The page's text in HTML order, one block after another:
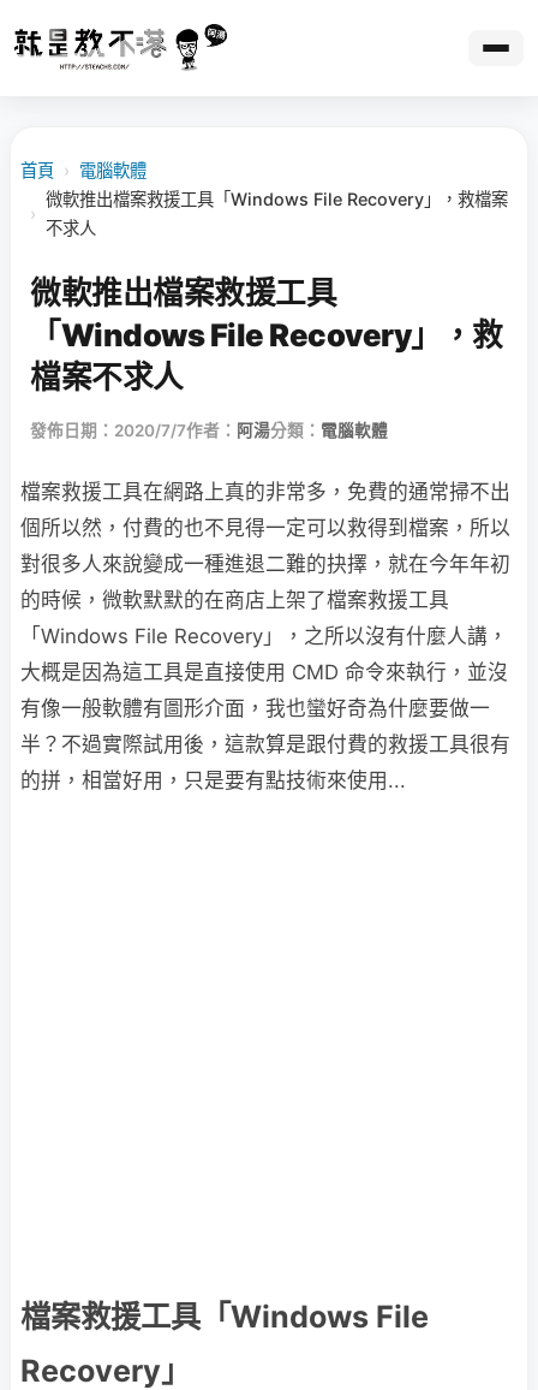
首頁 › 電腦軟體
›
微軟推出檔案救援工具「Windows File Recovery」，救檔案
不求人
微軟推出檔案救援工具
「Windows File Recovery」，救
檔案不求人
發佈日期：2020/7/7作者： 阿湯分類： 電腦軟體
檔案救援工具在網路上真的非常多，免費的通常掃不出
個所以然，付費的也不見得一定可以救得到檔案，所以
對很多人來說變成一種進退二難的抉擇，就在今年年初
的時候，微軟默默的在商店上架了檔案救援工具
「Windows File Recovery」，之所以沒有什麼人講，
大概是因為這工具是直接使用 CMD 命令來執行，並沒
有像一般軟體有圖形介面，我也蠻好奇為什麼要做一
半？不過實際試用後，這款算是跟付費的救援工具很有
的拼，相當好用，只是要有點技術來使用...
檔案救援工具「Windows File
Recovery」